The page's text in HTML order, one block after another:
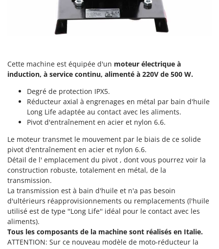
Perches Élagueuses
Pétrins à Spirale
Plateaux de coupe pour tracteur
Plumeuses
Pompes d'irrigation à tracteur
Pompes de transfert
Pompes immergées électriques
Postes à souder
Poussoirs à saucisse
Presses à pellets
Pressoirs à fruits
Pressoirs à Raisin
Pulvérisateurs
Pulvérisateurs portés
G3 Ferrari
Garofalo
GeoTech Pro
Gierre
Ginko - MGM
Gipeco
Girmi
GRAEF
Gre
GreenBay
Greenworks
GRIFO
GVS
Cette machine est équipée d'un moteur électrique à
induction, à service continu, alimenté à 220V de 500 W.
Degré de protection IPX5.
Réducteur axial à engrenages en métal par bain d'huile
Long Life adaptée au contact avec les aliments.
Pivot d'entraînement en acier et nylon 6.6.
Le moteur transmet le mouvement par le biais de ce solide
pivot d'entraînement en acier et nylon 6.6.
Détail de l' emplacement du pivot , dont vous pourrez voir la
construction robuste, totalement en métal, de la
transmission.
La transmission est à bain d'huile et n'a pas besoin
d'ultérieurs réapprovisionnements ou remplacements (l'huile
utilisé est de type ''Long Life'' idéal pour le contact avec les
aliments).
Tous les composants de la machine sont réalisés en Italie.
ATTENTION: Sur ce nouveau modèle de moto-réducteur la